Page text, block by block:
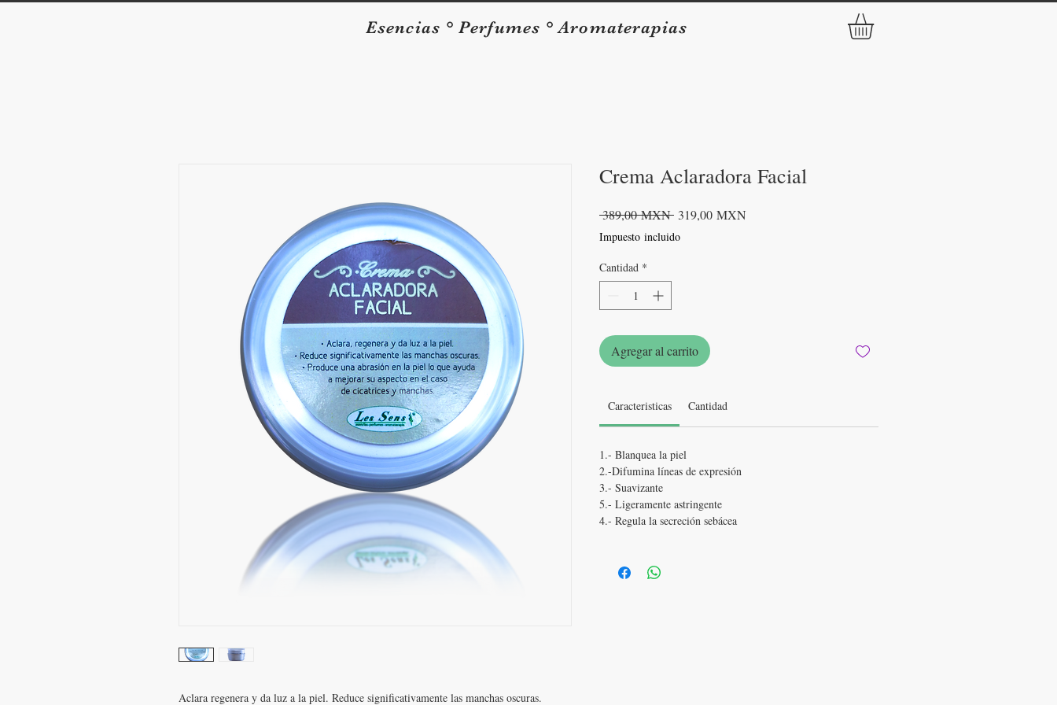
Esencias ° Perfumes ° Aromaterapias
Aclara regenera y da luz a la piel. Reduce significativamente las manchas oscuras.
Crema Aclaradora Facial
389,00 MXN Precio
319,00 MXN
Impuesto incluido
Cantidad *
Agregar al carrito
Caracteristicas Cantidad
1.- Blanquea la piel
2.-Difumina líneas de expresión
3.- Suavizante
5.- Ligeramente astringente
4.- Regula la secreción sebácea